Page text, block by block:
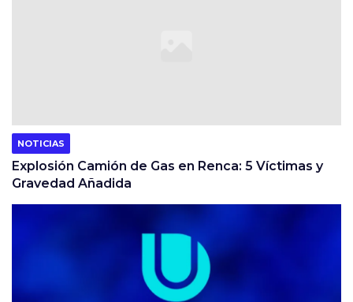
NOTICIAS
Explosión Camión de Gas en Renca: 5 Víctimas y
Gravedad Añadida